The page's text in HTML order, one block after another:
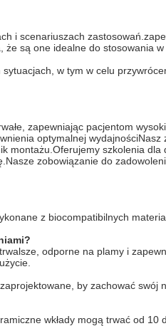
i scenariuszach
są one idealne do
w tym w celu
zapewniając pacjentom
optymalnej
montażu.Oferujemy szkolenia
zobowiązanie do
z biocompatibilnych
odporne na plamy i
by zachować
wkłady mogą trwać od 10